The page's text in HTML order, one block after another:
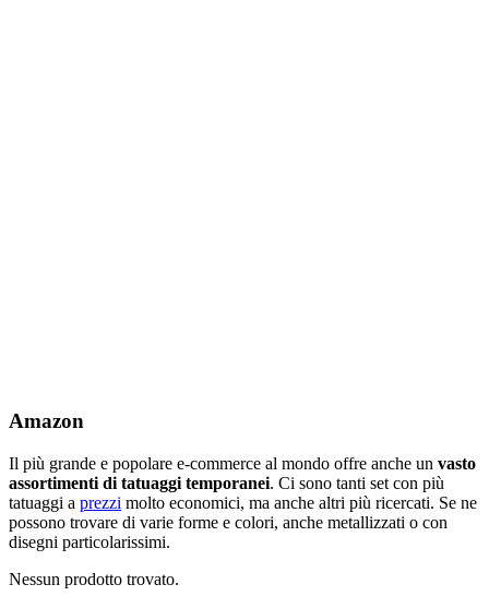
Amazon
Il più grande e popolare e-commerce al mondo offre anche un vasto
assortimenti di tatuaggi temporanei. Ci sono tanti set con più
tatuaggi a prezzi molto economici, ma anche altri più ricercati. Se ne
possono trovare di varie forme e colori, anche metallizzati o con
disegni particolarissimi.
Nessun prodotto trovato.